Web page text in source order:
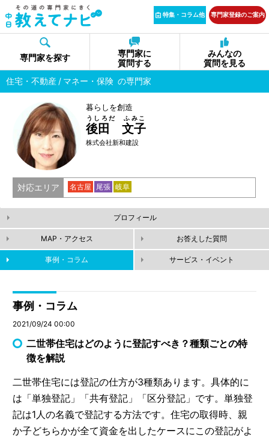
特集・コラム他 専門家登録のご案内
専門家を探す
専門家に
質問する
みんなの
質問を見る
住宅・不動産
マネー・保険 の専門家
暮らしを創造
後田 文子
うしろだ ふみこ
株式会社新和建設
対応エリア 名古屋 尾張 岐阜
プロフィール
MAP・アクセス お答えした質問
事例・コラム サービス・イベント
事例・コラム
2021/09/24 00:00
二世帯住宅はどのように登記すべき？種類ごとの特
徴を解説
二世帯住宅には登記の仕方が3種類あります。具体的に
は「単独登記」「共有登記」「区分登記」です。単独登
記は1人の名義で登記する方法です。住宅の取得時、親
か子どちらかが全て資金を出したケースにこの登記がよ